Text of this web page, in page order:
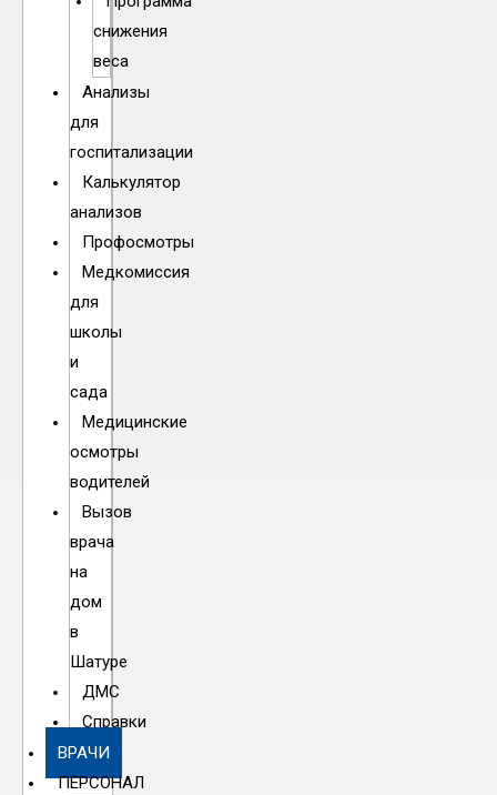
снижения
веса
Анализы
для
госпитализации
Калькулятор
анализов
Профосмотры
Медкомиссия
для
школы
и
сада
Медицинские
осмотры
водителей
Вызов
врача
на
дом
в
Шатуре
ДМС
Справки
ВРАЧИ
ПЕРСОНАЛ